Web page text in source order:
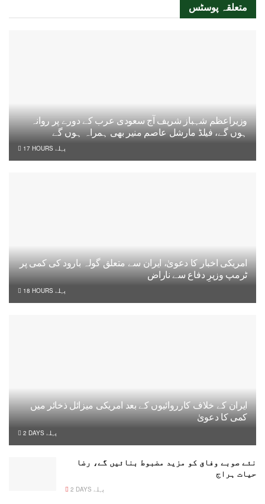
متعلقہ پوسٹس
وزیراعظم شہباز شریف آج سعودی عرب کے دورے پر روانہ
ہوں گے، فیلڈ مارشل عاصم منیر بھی ہمراہ ہوں گے
17 HOURS پہلے
امریکی اخبار کا دعویٰ، ایران سے متعلق گولہ بارود کی کمی پر
ٹرمپ وزیرِ دفاع سے ناراض
18 HOURS پہلے
ایران کے خلاف کارروائیوں کے بعد امریکی میزائل ذخائر میں
کمی کا دعویٰ
2 DAYS پہلے
نئے صوبے وفاق کو مزید مضبوط بنائیں گے، رضا
حیات ہراج
2 DAYS پہلے